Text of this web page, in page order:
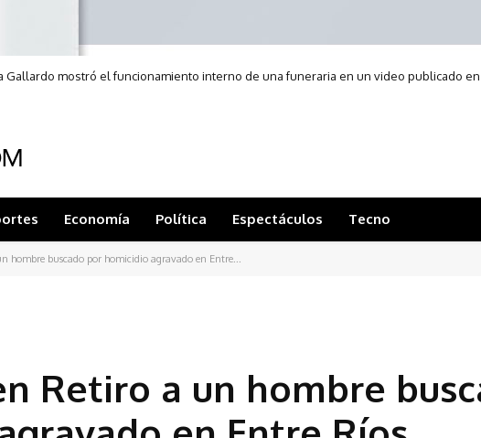
Gallardo mostró el funcionamiento interno de una funeraria en un video publicado
Economía Política Espectáculos Tecno
hombre buscado por homicidio agravado en Entre...
Retiro a un hombre